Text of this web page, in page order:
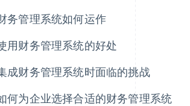
务管理系统如何运作
用财务管理系统的好处
成财务管理系统时面临的挑战
何为企业选择合适的财务管理系统